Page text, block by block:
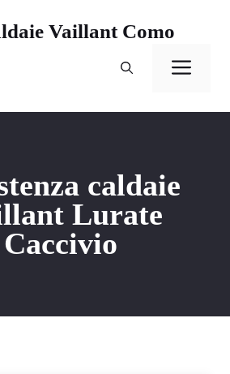
Vaillant Como
caldaie
Lurate
Caccivio